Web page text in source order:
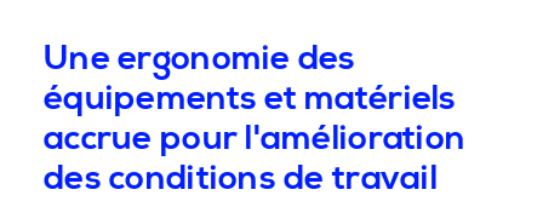
Une ergonomie des
équipements et matériels
accrue pour l'amélioration
des conditions de travail